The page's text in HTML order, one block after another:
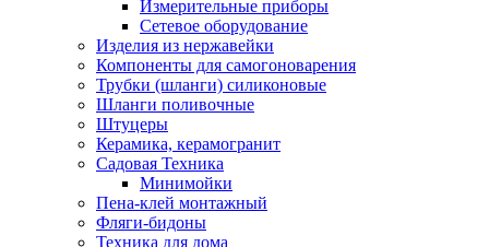
Измерительные приборы
Сетевое оборудование
Изделия из нержавейки
Компоненты для самогоноварения
Трубки (шланги) силиконовые
Шланги поливочные
Штуцеры
Керамика, керамогранит
Садовая Техника
Минимойки
Пена-клей монтажный
Фляги-бидоны
Техника для дома